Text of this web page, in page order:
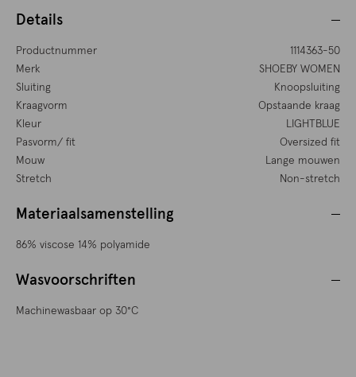
Details
Productnummer
1114363-50
Merk
SHOEBY WOMEN
Sluiting
Knoopsluiting
Kraagvorm
Opstaande kraag
Kleur
LIGHTBLUE
Pasvorm/ fit
Oversized fit
Mouw
Lange mouwen
Stretch
Non-stretch
Materiaalsamenstelling
86% viscose 14% polyamide
Wasvoorschriften
Machinewasbaar op 30°C